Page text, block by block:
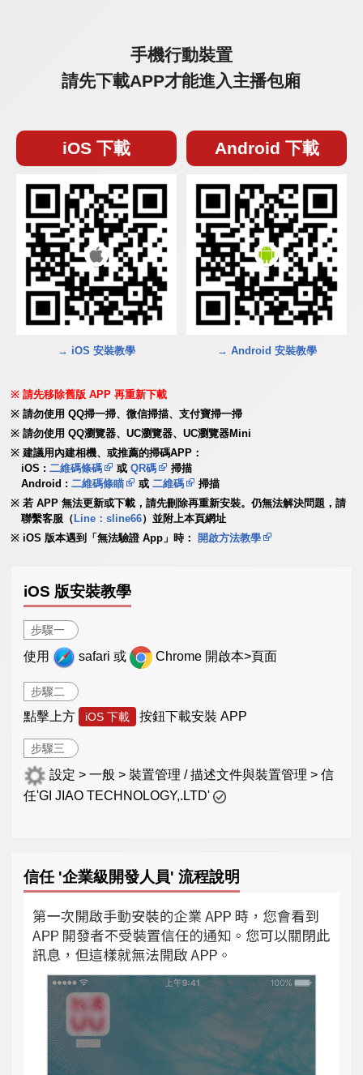
手機行動裝置
請先下載APP才能進入主播包廂
iOS 下載
→ iOS 安裝教學
Android 下載
→ Android 安裝教學
請先移除舊版 APP 再重新下載
請勿使用 QQ掃一掃、微信掃描、支付寶掃一掃
請勿使用 QQ瀏覽器、UC瀏覽器、UC瀏覽器Mini
建議用內建相機、或推薦的掃碼APP：
iOS :二維碼條碼 或QR碼
掃描
Android :二維碼條瞄 或二維碼
掃描
若 APP 無法更新或下載，請先刪除再重新安裝。仍無法解決問題，請
聯繫客服（ Line：sline66）並附上本頁網址
iOS 版本遇到「無法驗證 App」時：
開啟方法教學
iOS 版安裝教學
步驟一
使用 safari 或 Chrome 開啟本>頁面
步驟二
點擊上方 iOS 下載 按鈕下載安裝 APP
步驟三
設定 > 一般 > 裝置管理 / 描述文件與裝置管理 > 信
任'GI JIAO TECHNOLOGY,.LTD'
信任 '企業級開發人員' 流程說明